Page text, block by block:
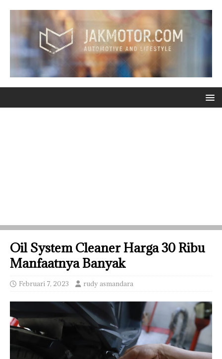
Oil System Cleaner Harga 30 Ribu
Manfaatnya Banyak
Februari 7, 2023 rudy asmandara